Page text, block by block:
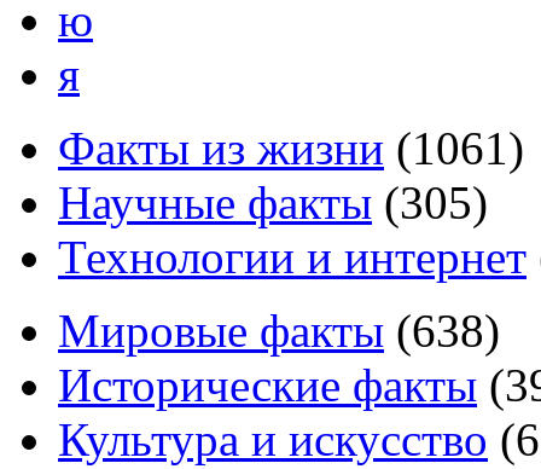
ю
я
Факты из жизни (1061)
Научные факты (305)
Технологии и интернет
Мировые факты (638)
Исторические факты (
Культура и искусство (